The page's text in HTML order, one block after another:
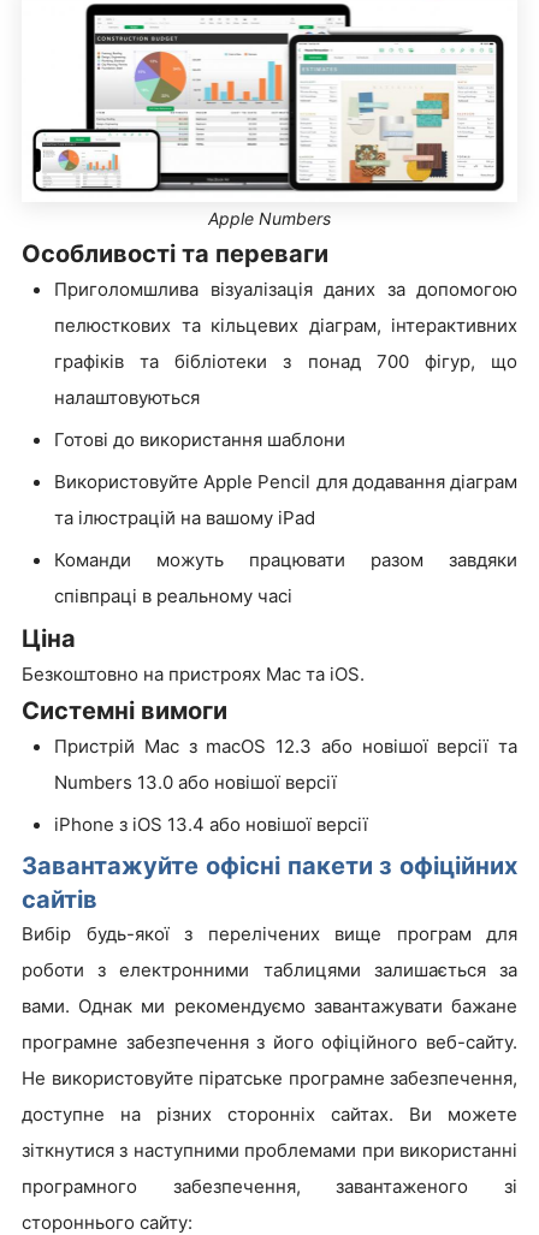
Apple Numbers
Особливості та переваги
Приголомшлива візуалізація даних за допомогою
пелюсткових та кільцевих діаграм, інтерактивних
графіків та бібліотеки з понад 700 фігур, що
налаштовуються
Готові до використання шаблони
Використовуйте Apple Pencil для додавання діаграм
та ілюстрацій на вашому iPad
Команди можуть працювати разом завдяки
співпраці в реальному часі
Ціна
Безкоштовно на пристроях Mac та iOS.
Системні вимоги
Пристрій Mac з macOS 12.3 або новішої версії та
Numbers 13.0 або новішої версії
iPhone з iOS 13.4 або новішої версії
Завантажуйте офісні пакети з офіційних
сайтів
Вибір будь-якої з перелічених вище програм для
роботи з електронними таблицями залишається за
вами. Однак ми рекомендуємо завантажувати бажане
програмне забезпечення з його офіційного веб-сайту.
Не використовуйте піратське програмне забезпечення,
доступне на різних сторонніх сайтах. Ви можете
зіткнутися з наступними проблемами при використанні
програмного забезпечення, завантаженого зі
стороннього сайту: